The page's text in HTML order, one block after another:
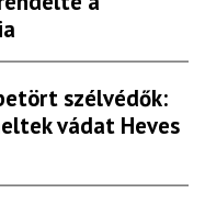
szélvédők:
vádat Heves